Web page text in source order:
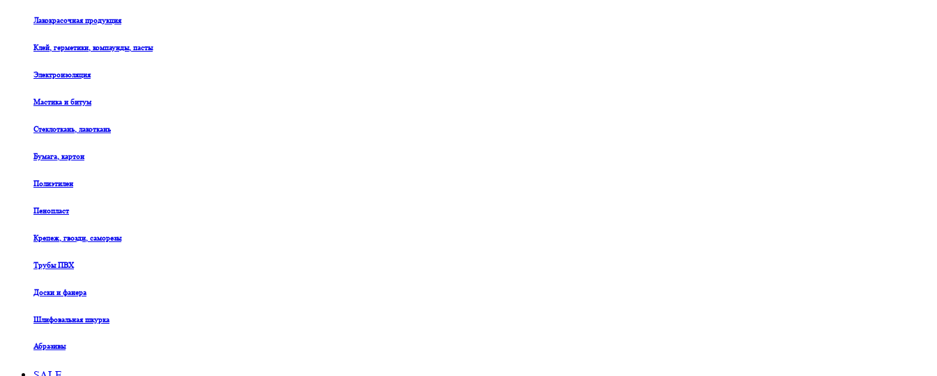
Лакокрасочная продукция
Клей, герметики, компаунды, пасты
Электроизоляция
Мастика и битум
Стеклоткань, лакоткань
Бумага, картон
Полиэтилен
Пенопласт
Крепеж, гвозди, саморезы
Трубы ПВХ
Доски и фанера
Шлифовальная шкурка
Абразивы